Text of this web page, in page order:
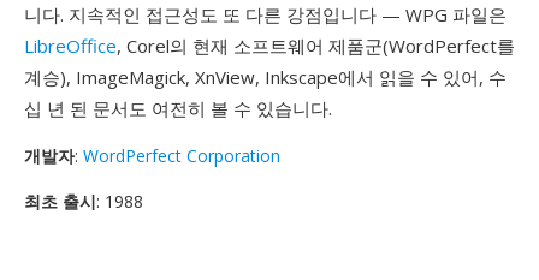
니다. 지속적인 접근성도 또 다른 강점입니다 — WPG 파일은
LibreOffice, Corel의 현재 소프트웨어 제품군(WordPerfect를
계승), ImageMagick, XnView, Inkscape에서 읽을 수 있어, 수
십 년 된 문서도 여전히 볼 수 있습니다.
개발자: WordPerfect Corporation
최초 출시: 1988